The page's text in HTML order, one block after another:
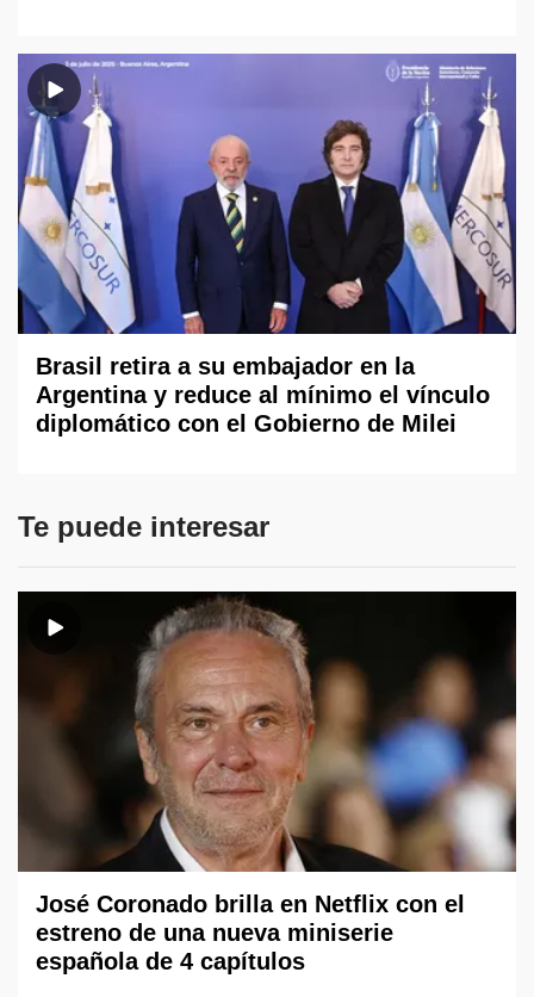
Brasil retira a su embajador en la
Argentina y reduce al mínimo el vínculo
diplomático con el Gobierno de Milei
Te puede interesar
José Coronado brilla en Netflix con el
estreno de una nueva miniserie
española de 4 capítulos